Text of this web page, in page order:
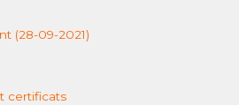
(28-09-2021)
certificats